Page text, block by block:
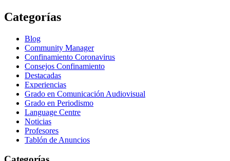
Categorías
Blog
Community Manager
Confinamiento Coronavirus
Consejos Confinamiento
Destacadas
Experiencias
Grado en Comunicación Audiovisual
Grado en Periodismo
Language Centre
Noticias
Profesores
Tablón de Anuncios